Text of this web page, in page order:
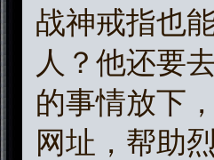
战神戒指也
人？他还要
的事情放下
网址，帮助